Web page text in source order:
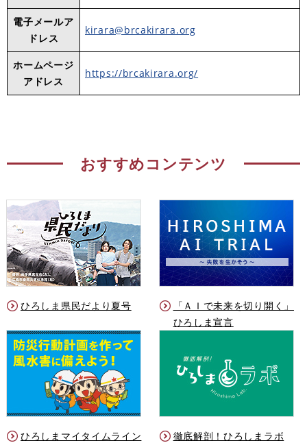
電子メールア
ドレス
kirara@brcakirara.org
ホームページ
アドレス
https://brcakirara.org/
おすすめコンテンツ
ひろしま県民だより夏号
「ＡＩで未来を切り開く」
ひろしま宣言
ひろしまマイタイムライン 徹底解剖！ひろしまラボ